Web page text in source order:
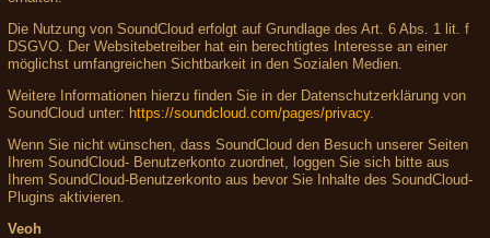
Die Nutzung von SoundCloud erfolgt auf Grundlage des Art. 6 Abs. 1 lit. f
DSGVO. Der Websitebetreiber hat ein berechtigtes Interesse an einer
möglichst umfangreichen Sichtbarkeit in den Sozialen Medien.
Weitere Informationen hierzu finden Sie in der Datenschutzerklärung von
SoundCloud unter: https://soundcloud.com/pages/privacy.
Wenn Sie nicht wünschen, dass SoundCloud den Besuch unserer Seiten
Ihrem SoundCloud- Benutzerkonto zuordnet, loggen Sie sich bitte aus
Ihrem SoundCloud-Benutzerkonto aus bevor Sie Inhalte des SoundCloud-
Plugins aktivieren.
Veoh